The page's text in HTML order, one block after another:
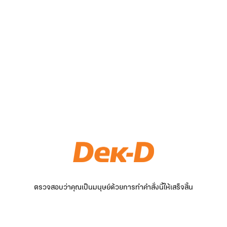
ตรวจสอบว่าคุณเป็นมนุษย์ด้วยการทำคำสั่งนี้ให้เสร็จสิ้น